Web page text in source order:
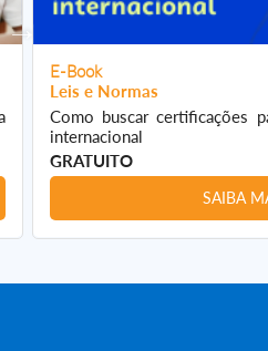
E-Book
Leis e Normas
Como buscar certificações
internacional
GRATUITO
SAIBA